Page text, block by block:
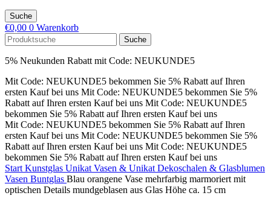
Suche
€0,00 0 Warenkorb
Suche
5% Neukunden Rabatt mit Code: NEUKUNDE5
Mit Code: NEUKUNDE5 bekommen Sie 5% Rabatt auf Ihren
ersten Kauf bei uns Mit Code: NEUKUNDE5 bekommen Sie 5%
Rabatt auf Ihren ersten Kauf bei uns Mit Code: NEUKUNDE5
bekommen Sie 5% Rabatt auf Ihren ersten Kauf bei uns
Mit Code: NEUKUNDE5 bekommen Sie 5% Rabatt auf Ihren
ersten Kauf bei uns Mit Code: NEUKUNDE5 bekommen Sie 5%
Rabatt auf Ihren ersten Kauf bei uns Mit Code: NEUKUNDE5
bekommen Sie 5% Rabatt auf Ihren ersten Kauf bei uns
Start Kunstglas Unikat Vasen & Unikat Dekoschalen & Glasblumen
Vasen Buntglas Blau orangene Vase mehrfarbig marmoriert mit
optischen Details mundgeblasen aus Glas Höhe ca. 15 cm